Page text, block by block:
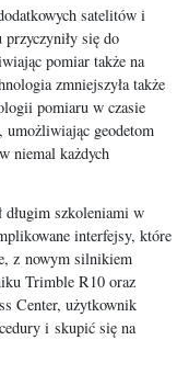
satelitów i
przyczyniły się do
pomiar także na
zmniejszyła także
pomiaru w czasie
geodetom
niemal każdych
długim szkoleniami w
interfejsy, które
z nowym silnikiem
Trimble R10 oraz
Center, użytkownik
i skupić się na